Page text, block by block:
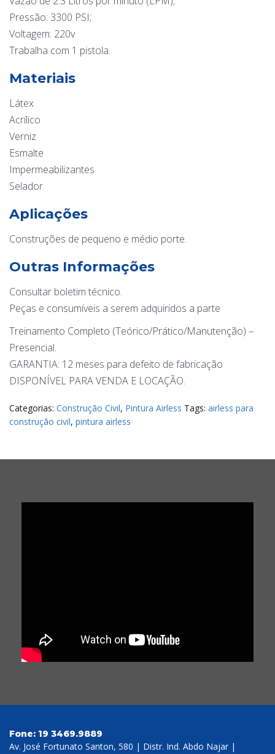
Pressão: 3300 PSI;
Voltagem: 220v
Trabalha com 1 pistola.
Materiais
Látex
Acrílico
Verniz
Esmalte
Impermeabilizantes
Selador
Aplicações
Construções de pequeno e médio porte.
Outras Informações
Consultar boletim técnico.
Peças e consumíveis a serem adquiridos a parte
Treinamento Completo (Teórico/Prático/Manutenção) –
Presencial.
GARANTIA: 12 meses para defeito de fabricação
DISPONÍVEL PARA VENDA E LOCAÇÃO.
Categorias: Construção Civil, Pintura Airless Tags: airless para
construção civil, pintura airless
Fone: 19 3469.9889
Av. José Fortunato Santon, 580 | Distr. Ind. Abdo Najar |